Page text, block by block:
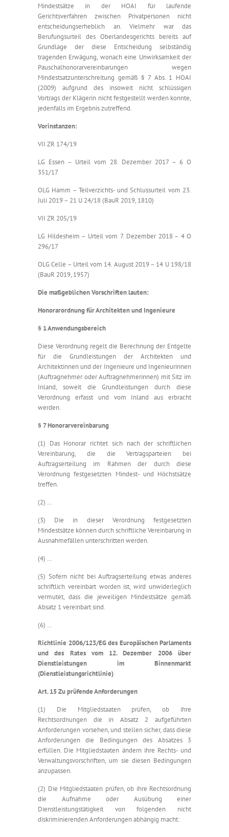
Mindestsätze in der HOAI für laufende
Gerichtsverfahren zwischen Privatpersonen nicht
entscheidungserheblich an. Vielmehr war das
Berufungsurteil des Oberlandesgerichts bereits auf
Grundlage der diese Entscheidung selbständig
tragenden Erwägung, wonach eine Unwirksamkeit der
Pauschalhonorarvereinbarungen wegen
Mindestsatzunterschreitung gemäß § 7 Abs. 1 HOAI
(2009) aufgrund des insoweit nicht schlüssigen
Vortrags der Klägerin nicht festgestellt werden konnte,
jedenfalls im Ergebnis zutreffend.
Vorinstanzen:
VII ZR 174/19
LG Essen – Urteil vom 28. Dezember 2017 – 6 O
351/17
OLG Hamm – Teilverzichts- und Schlussurteil vom 23.
Juli 2019 – 21 U 24/18 (BauR 2019, 1810)
VII ZR 205/19
LG Hildesheim – Urteil vom 7. Dezember 2018 – 4 O
296/17
OLG Celle – Urteil vom 14. August 2019 – 14 U 198/18
(BauR 2019, 1957)
Die maßgeblichen Vorschriften lauten:
Honorarordnung für Architekten und Ingenieure
§ 1 Anwendungsbereich
Diese Verordnung regelt die Berechnung der Entgelte
für die Grundleistungen der Architekten und
Architektinnen und der Ingenieure und Ingenieurinnen
(Auftragnehmer oder Auftragnehmerinnen) mit Sitz im
Inland, soweit die Grundleistungen durch diese
Verordnung erfasst und vom Inland aus erbracht
werden.
§ 7 Honorarvereinbarung
(1) Das Honorar richtet sich nach der schriftlichen
Vereinbarung, die die Vertragsparteien bei
Auftragserteilung im Rahmen der durch diese
Verordnung festgesetzten Mindest- und Höchstsätze
treffen.
(2) …
(3) Die in dieser Verordnung festgesetzten
Mindestsätze können durch schriftliche Vereinbarung in
Ausnahmefällen unterschritten werden.
(4) …
(5) Sofern nicht bei Auftragserteilung etwas anderes
schriftlich vereinbart worden ist, wird unwiderleglich
vermutet, dass die jeweiligen Mindestsätze gemäß
Absatz 1 vereinbart sind.
(6) …
Richtlinie 2006/123/EG des Europäischen Parlaments
und des Rates vom 12. Dezember 2006 über
Dienstleistungen im Binnenmarkt
(Dienstleistungsrichtlinie)
Art. 15 Zu prüfende Anforderungen
(1) Die Mitgliedstaaten prüfen, ob ihre
Rechtsordnungen die in Absatz 2 aufgeführten
Anforderungen vorsehen, und stellen sicher, dass diese
Anforderungen die Bedingungen des Absatzes 3
erfüllen. Die Mitgliedstaaten ändern ihre Rechts- und
Verwaltungsvorschriften, um sie diesen Bedingungen
anzupassen.
(2) Die Mitgliedstaaten prüfen, ob ihre Rechtsordnung
die Aufnahme oder Ausübung einer
Dienstleistungstätigkeit von folgenden nicht
diskriminierenden Anforderungen abhängig macht: